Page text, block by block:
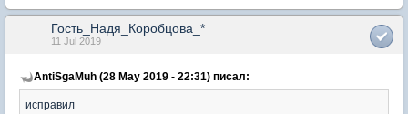
Гость_Надя_Коробцова_*
11 Jul 2019
AntiSgaMuh (28 May 2019 - 22:31) писал:
исправил